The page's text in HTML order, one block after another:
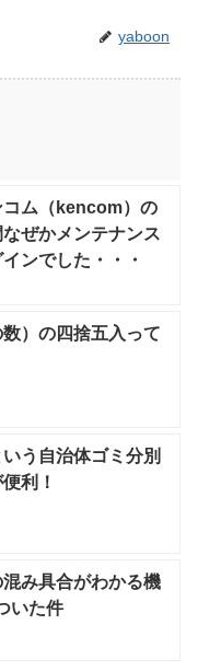
yaboon
コム（kencom）の
ぜかメンテナンス
ンでした・・・
）の四捨五入って
いう自治体ゴミ分別
利！
み具合がわかる機
いた件